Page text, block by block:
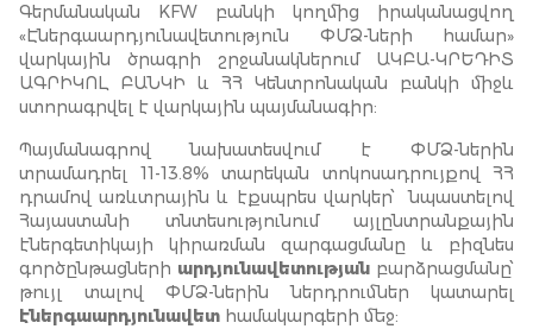
Գերմանական KFW բանկի կողմից իրականացվող
«Էներգաարդյունավետություն ՓՄՁ-ների համար»
վարկային ծրագրի շրջանակներում ԱԿԲԱ-ԿՐԵԴԻՏ
ԱԳՐԻԿՈԼ ԲԱՆԿԻ և ՀՀ Կենտրոնական բանկի միջև
ստորագրվել է վարկային պայմանագիր:
Պայմանագրով նախատեսվում է ՓՄՁ-ներին
տրամադրել 11-13.8% տարեկան տոկոսադրույքով ՀՀ
դրամով առևտրային և էքսպրես վարկեր՝ նպաստելով
Հայաստանի տնտեսությունում այլընտրանքային
էներգետիկայի կիրառման զարգացմանը և բիզնես
գործընթացների արդյունավետության բարձրացմանը՝
թույլ տալով ՓՄՁ-ներին ներդրումներ կատարել
էներգաարդյունավետ համակարգերի մեջ: